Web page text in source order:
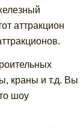
аттракцион
краны и т.д. Вы
шоу